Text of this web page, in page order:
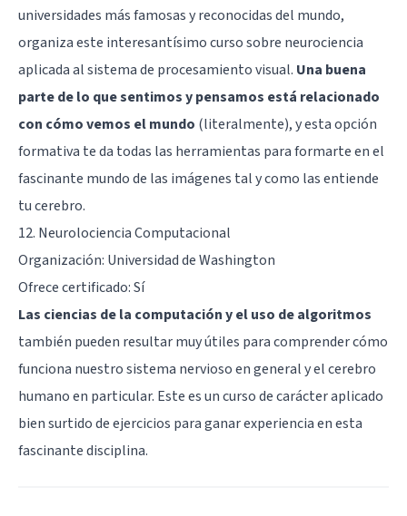
universidades más famosas y reconocidas del mundo,
organiza este interesantísimo curso sobre neurociencia
aplicada al sistema de procesamiento visual. Una buena
parte de lo que sentimos y pensamos está relacionado
con cómo vemos el mundo (literalmente), y esta opción
formativa te da todas las herramientas para formarte en el
fascinante mundo de las imágenes tal y como las entiende
tu cerebro.
12. Neurolociencia Computacional
Organización: Universidad de Washington
Ofrece certificado: Sí
Las ciencias de la computación y el uso de algoritmos
también pueden resultar muy útiles para comprender cómo
funciona nuestro sistema nervioso en general y el cerebro
humano en particular. Este es un curso de carácter aplicado
bien surtido de ejercicios para ganar experiencia en esta
fascinante disciplina.